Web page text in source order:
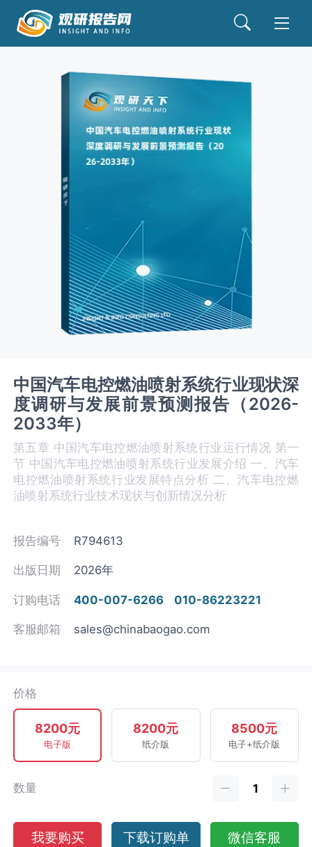
中国汽车电控燃油喷射系统行业现状深
度调研与发展前景预测报告（2026-
2033年）
第五章 中国汽车电控燃油喷射系统‌‌‌行业运行情况 第一
节 中国汽车电控燃油喷射系统‌‌‌行业发展介绍 一、汽车
电控燃油喷射系统行业发展特点分析 二、汽车电控燃
油喷射系统行业技术现状与创新情况分析
报告编号 R794613
出版日期 2026年
订购电话 400-007-6266 010-86223221
客服邮箱 sales@chinabaogao.com
价格
8200元
电子版
8200元
纸介版
8500元
电子+纸介版
数量
我要购买 下载订购单 微信客服